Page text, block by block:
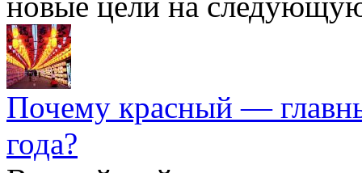
Почему красный —
года?